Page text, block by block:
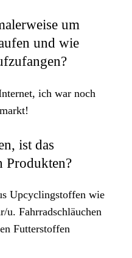
um
und wie
ich war noch
ist das
Produkten?
Upcyclingstoffen wie
u. Fahrradschläuchen
Futterstoffen